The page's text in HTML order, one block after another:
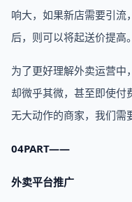
响大，如果新店需要引流
后，则可以将起送价提高。
为了更好理解外卖运营中
却微乎其微，甚至即使付
无大动作的商家，我们需
04PART——
外卖平台推广